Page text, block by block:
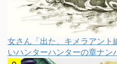
女さん「出た、キメラアント
いハンターハンターの章ナン